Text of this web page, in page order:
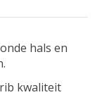
hals en
kwaliteit